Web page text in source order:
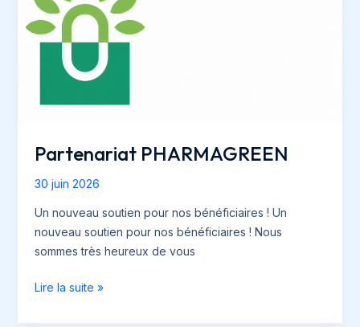
Partenariat PHARMAGREEN
30 juin 2026
Un nouveau soutien pour nos bénéficiaires ! Un
nouveau soutien pour nos bénéficiaires ! Nous
sommes très heureux de vous
Partenariat
Lire la suite »